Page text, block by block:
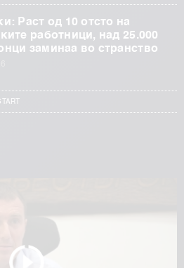
Раст од 10 отсто на
работници, над 25.000
заминаа во странство